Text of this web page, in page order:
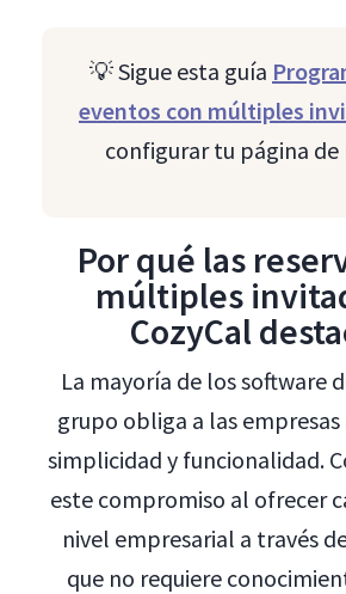
💡 Sigue esta guía
eventos con múltiples
configurar tu página de
Por qué las
múltiples
CozyCal
La mayoría de los software
grupo obliga a las
simplicidad y funcionalidad.
este compromiso al ofrecer
nivel empresarial a través
que no requiere